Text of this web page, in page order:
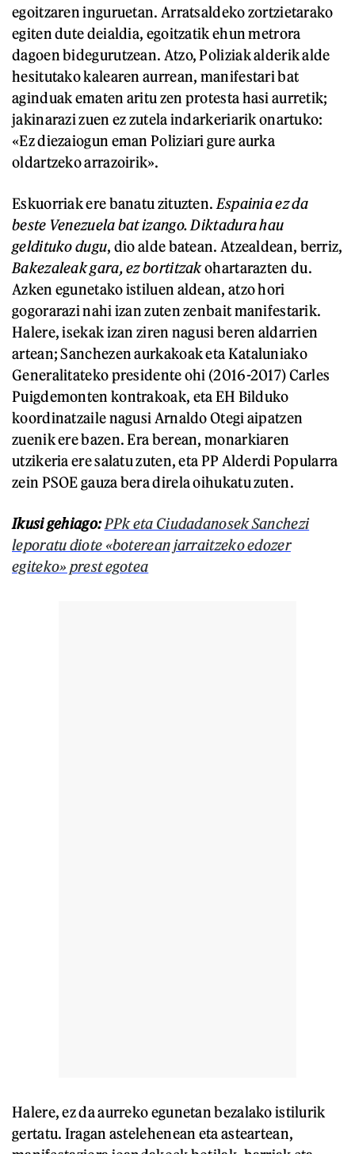
egoitzaren inguruetan. Arratsaldeko zortzietarako
egiten dute deialdia, egoitzatik ehun metrora
dagoen bidegurutzean. Atzo, Poliziak alderik alde
hesitutako kalearen aurrean, manifestari bat
aginduak ematen aritu zen protesta hasi aurretik;
jakinarazi zuen ez zutela indarkeriarik onartuko:
«Ez diezaiogun eman Poliziari gure aurka
oldartzeko arrazoirik».
Eskuorriak ere banatu zituzten. Espainia ez da
beste Venezuela bat izango. Diktadura hau
geldituko dugu, dio alde batean. Atzealdean, berriz,
Bakezaleak gara, ez bortitzakohartarazten du.
Azken egunetako istiluen aldean, atzo hori
gogorarazi nahi izan zuten zenbait manifestarik.
Halere, isekak izan ziren nagusi beren aldarrien
artean; Sanchezen aurkakoak eta Kataluniako
Generalitateko presidente ohi (2016-2017) Carles
Puigdemonten kontrakoak, eta EH Bilduko
koordinatzaile nagusi Arnaldo Otegi aipatzen
zuenik ere bazen. Era berean, monarkiaren
utzikeria ere salatu zuten, eta PP Alderdi Popularra
zein PSOE gauza bera direla oihukatu zuten.
Ikusi gehiago: PPk eta Ciudadanosek Sanchezi
leporatu diote «boterean jarraitzeko edozer
egiteko» prest egotea
Halere, ez da aurreko egunetan bezalako istilurik
gertatu. Iragan astelehenean eta asteartean,